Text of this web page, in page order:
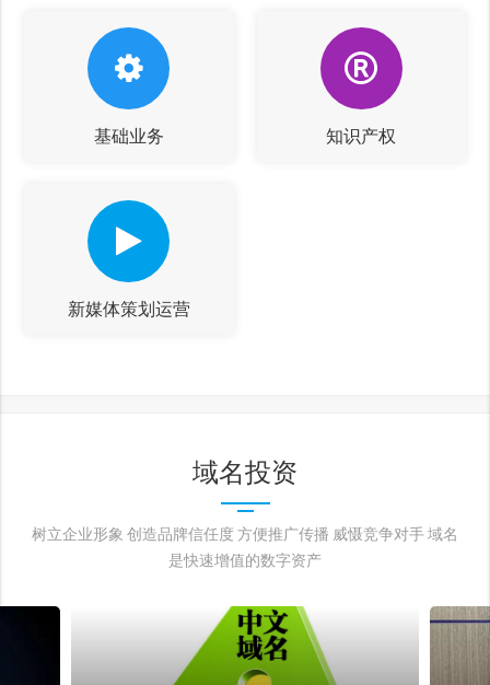
基础业务 知识产权
新媒体策划运营
域名投资
树立企业形象 创造品牌信任度 方便推广传播 威慑竞争对手 域名
是快速增值的数字资产